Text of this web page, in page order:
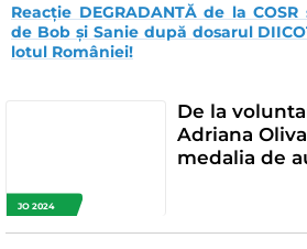
Reacție DEGRADANTĂ de la
de Bob și Sanie după dosarul
lotul României!
JO 2024
De la
Adriana
medalia de